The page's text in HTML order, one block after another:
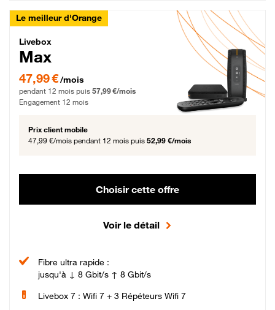
Le meilleur d'Orange
Livebox Max Fibre
Livebox
Max
47,99 € par mois pendant 12 mois puis 57,99 € par mois, Engagement 12 mois
47,99 €/mois
pendant 12 mois puis 57,99 €/mois
Engagement 12 mois
Prix client mobile
47,99 €/mois pendant 12 mois puis 52,99 €/mois
Choisir cette offre
Voir le détail
Fibre ultra rapide :
jusqu'à ↓ 8 Gbit/s ↑ 8 Gbit/s
Livebox 7 : Wifi 7 + 3 Répéteurs Wifi 7